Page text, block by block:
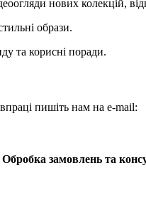
нових колекцій,
образи.
та корисні поради.
пишіть нам на e-mail:
замовлень та